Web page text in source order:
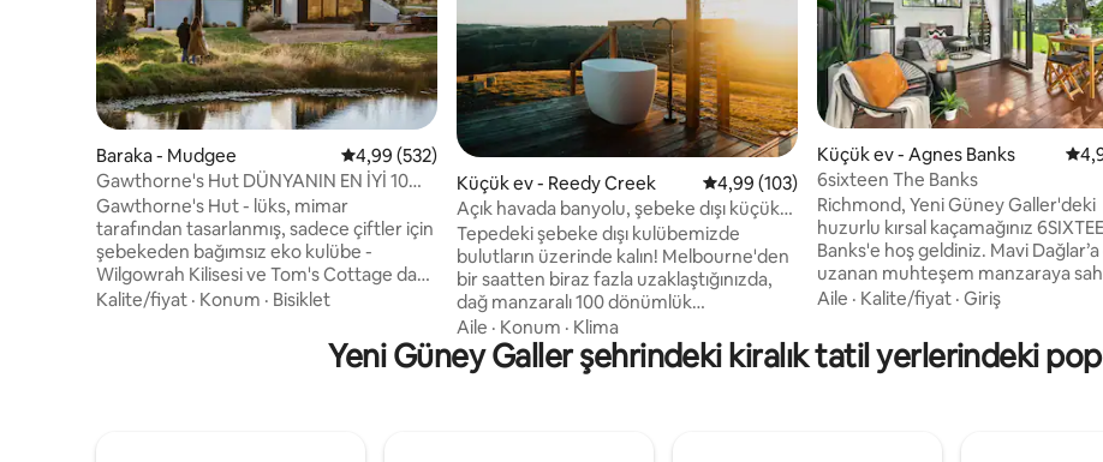
Baraka - Mudgee 5 üzerinden ortalama 4,99 puan, 532 değerlendirme
4,99 (532)
Gawthorne's Hut DÜNYANIN EN İYİ 10
favorisi.
Gawthorne's Hut - lüks, mimar
tarafından tasarlanmış, sadece çiftler için
şebekeden bağımsız eko kulübe -
Wilgowrah Kilisesi ve Tom's Cottage dahil
Wilgowrah'ın benzersiz kır kaçışlarının en
inşa edilmiş olup misafirlere huzur,
mahremiyet ve izolasyon hissi sağlar.
Kalite/fiyat · Konum · Bisiklet
Küçük ev - Reedy Creek 5 üzerinden ortalama 4,99 puan, 103
4,99 (103)
Açık havada banyolu, şebeke dışı küçük
ev
Tepedeki şebeke dışı kulübemizde
bulutların üzerinde kalın! Melbourne'den
bir saatten biraz fazla uzaklaştığınızda,
dağ manzaralı 100 dönümlük
mülkümüzde yer alan küçük evimizi
bulacaksınız. Dik bir tepenin üzerinde,
her büyülü gün doğumunu yakalayacak
Aile · Konum · Klima
Küçük ev - Agnes Banks 5
6sixteen The Banks
Richmond, Yeni Güney Galler'deki
huzurlu kırsal kaçamağınız
Banks'e hoş geldiniz. Mavi Dağlar’a doğru
uzanan muhteşem manzaraya
dönümlük bir arazide yer alan bu
yalnız misafirler veya küçük aileler
mükemmeldir. Odun ateşli jakuzide
Aile · Kalite/fiyat · Giriş
Yeni Güney Galler şehrindeki kiralık tatil yerlerindeki